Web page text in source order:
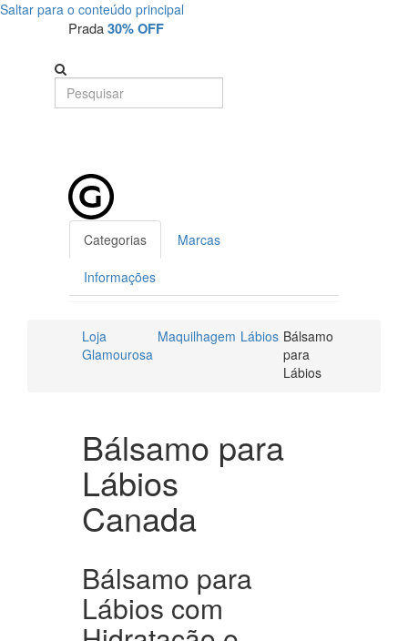
Saltar para o conteúdo principal
Prada30% OFF
Categorias Marcas
Informações
Loja
Glamourosa
Maquilhagem Lábios Bálsamo
para
Lábios
Bálsamo para
Lábios
Canada
Bálsamo para
Lábios com